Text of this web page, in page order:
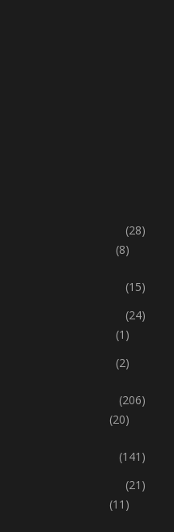
(28)
(8)
(15)
(24)
(1)
(2)
(206)
(20)
(141)
(21)
(11)